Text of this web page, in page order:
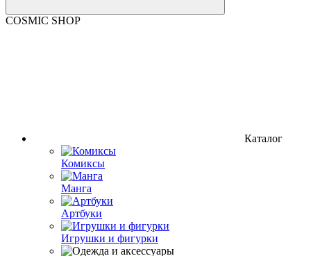
COSMIC SHOP
Каталог
Комиксы
Манга
Артбуки
Игрушки и фигурки